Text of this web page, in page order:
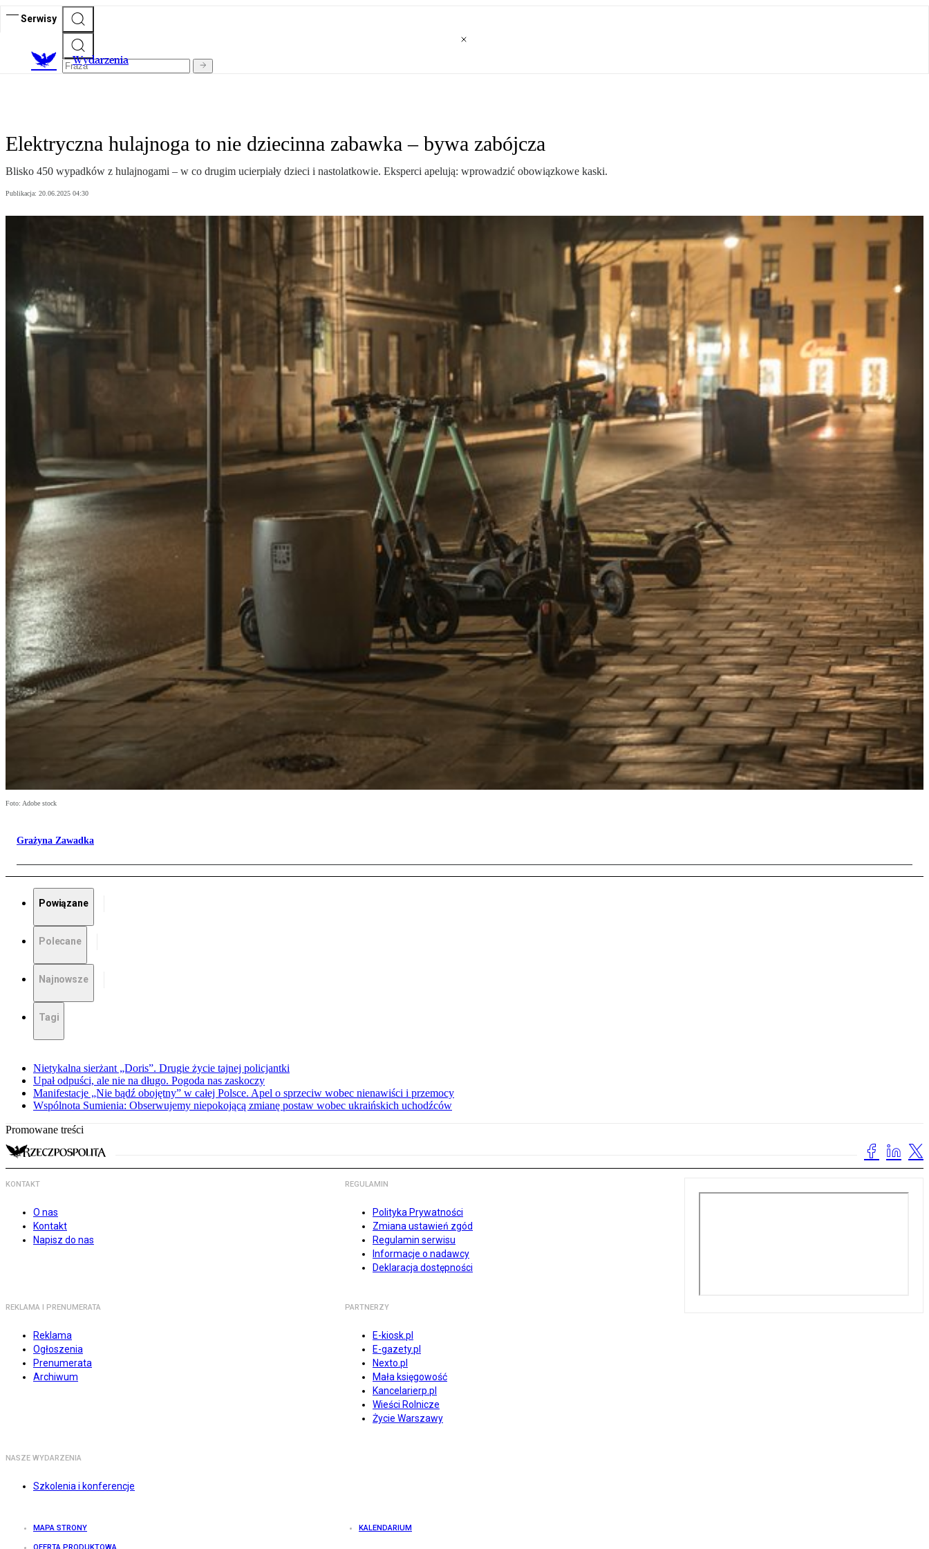
Serwisy
Wydarzenia
Elektryczna hulajnoga to nie dziecinna zabawka – bywa zabójcza
Blisko 450 wypadków z hulajnogami – w co drugim ucierpiały dzieci i nastolatkowie. Eksperci apelują: wprowadzić obowiązkowe kaski.
Publikacja: 20.06.2025 04:30
Foto: Adobe stock
Grażyna Zawadka
Powiązane
Polecane
Najnowsze
Tagi
Nietykalna sierżant „Doris”. Drugie życie tajnej policjantki
Upał odpuści, ale nie na długo. Pogoda nas zaskoczy
Manifestacje „Nie bądź obojętny” w całej Polsce. Apel o sprzeciw wobec nienawiści i przemocy
Wspólnota Sumienia: Obserwujemy niepokojącą zmianę postaw wobec ukraińskich uchodźców
Promowane treści
KONTAKT
O nas
Kontakt
Napisz do nas
REGULAMIN
Polityka Prywatności
Zmiana ustawień zgód
Regulamin serwisu
Informacje o nadawcy
Deklaracja dostępności
REKLAMA I PRENUMERATA
Reklama
Ogłoszenia
Prenumerata
Archiwum
PARTNERZY
E-kiosk.pl
E-gazety.pl
Nexto.pl
Mała księgowość
Kancelarierp.pl
Wieści Rolnicze
Życie Warszawy
NASZE WYDARZENIA
Szkolenia i konferencje
MAPA STRONY KALENDARIUM